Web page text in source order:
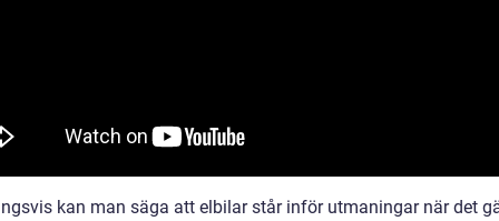
kan man säga att elbilar står inför utmaningar när det